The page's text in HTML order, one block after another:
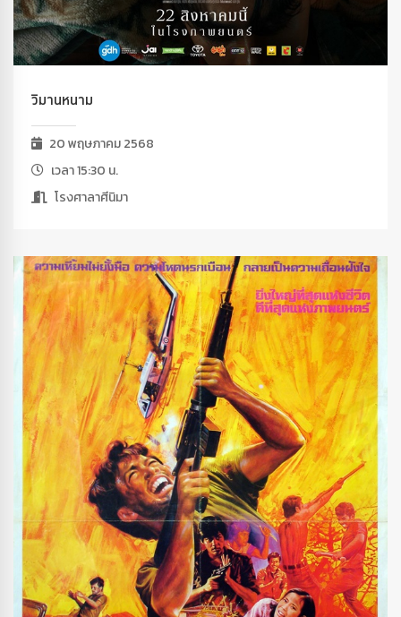
วิมานหนาม
20 พฤษภาคม 2568
เวลา 15:30 น.
โรงศาลาศีนิมา